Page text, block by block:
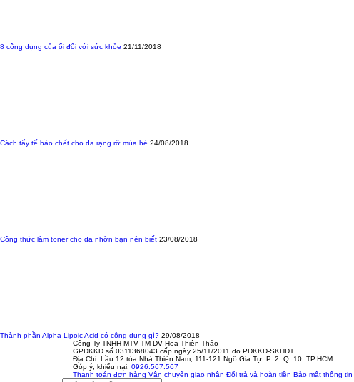
8 công dụng của ổi đối với sức khỏe 21/11/2018
Cách tẩy tế bào chết cho da rạng rỡ mùa hè 24/08/2018
Công thức làm toner cho da nhờn bạn nên biết 23/08/2018
Thành phần Alpha Lipoic Acid có công dụng gì? 29/08/2018
Công Ty TNHH MTV TM DV Hoa Thiên Thảo
GPĐKKD số 0311368043 cấp ngày 25/11/2011 do PĐKKD-SKHĐT
Địa Chỉ: Lầu 12 tòa Nhà Thiên Nam, 111-121 Ngô Gia Tự, P. 2, Q. 10, TP.HCM
Góp ý, khiếu nại: 0926.567.567
Thanh toán đơn hàng Vận chuyển giao nhận Đổi trả và hoàn tiền Bảo mật thông tin